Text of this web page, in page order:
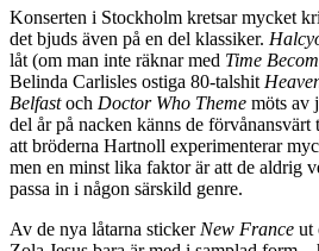
Konserten i Stockholm kretsar mycket
det bjuds även på en del klassiker.
låt (om man inte räknar med Time
Belinda Carlisles ostiga 80-talshit
Belfastoch Doctor Who Theme möts av
del år på nacken känns de
att bröderna Hartnoll experimenterar
men en minst lika faktor är att de aldrig
passa in i någon särskild genre.
Av de nya låtarna sticker New France ut